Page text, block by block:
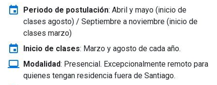
event Periodo de postulación: Abril y mayo (inicio de
clases agosto) / Septiembre a noviembre (inicio de
clases marzo)
event Inicio de clases: Marzo y agosto de cada año.
laptop_windows Modalidad: Presencial. Excepcionalmente remoto para
quienes tengan residencia fuera de Santiago.